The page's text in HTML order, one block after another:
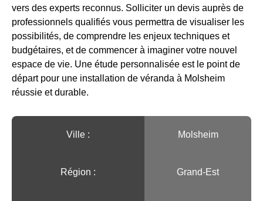
vers des experts reconnus. Solliciter un devis auprès de
professionnels qualifiés vous permettra de visualiser les
possibilités, de comprendre les enjeux techniques et
budgétaires, et de commencer à imaginer votre nouvel
espace de vie. Une étude personnalisée est le point de
départ pour une installation de véranda à Molsheim
réussie et durable.
Ville :️ Molsheim
Région :️ Grand-Est